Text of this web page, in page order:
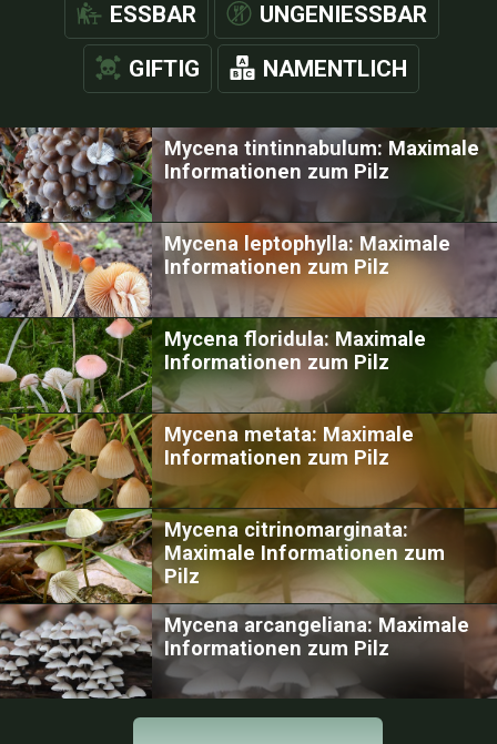
ESSBAR UNGENIESSBAR
GIFTIG NAMENTLICH
Mycena tintinnabulum: Maximale
Informationen zum Pilz
Mycena leptophylla: Maximale
Informationen zum Pilz
Mycena floridula: Maximale
Informationen zum Pilz
Mycena metata: Maximale
Informationen zum Pilz
Mycena citrinomarginata:
Maximale Informationen zum
Pilz
Mycena arcangeliana: Maximale
Informationen zum Pilz